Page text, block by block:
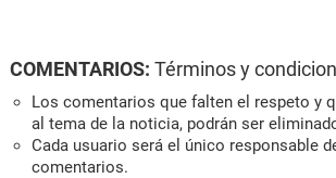
COMENTARIOS: Términos y
Los comentarios que falten el respeto y
al tema de la noticia, podrán ser
Cada usuario será el único responsable
comentarios.